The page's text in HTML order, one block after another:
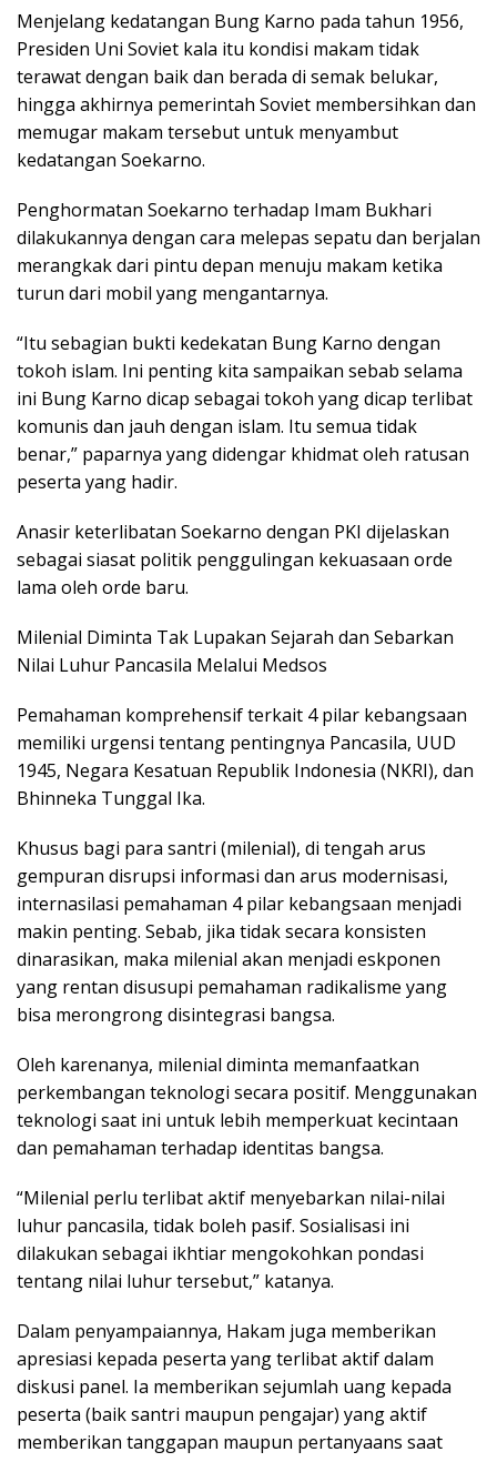
Menjelang kedatangan Bung Karno pada tahun 1956,
Presiden Uni Soviet kala itu kondisi makam tidak
terawat dengan baik dan berada di semak belukar,
hingga akhirnya pemerintah Soviet membersihkan dan
memugar makam tersebut untuk menyambut
kedatangan Soekarno.
Penghormatan Soekarno terhadap Imam Bukhari
dilakukannya dengan cara melepas sepatu dan berjalan
merangkak dari pintu depan menuju makam ketika
turun dari mobil yang mengantarnya.
“Itu sebagian bukti kedekatan Bung Karno dengan
tokoh islam. Ini penting kita sampaikan sebab selama
ini Bung Karno dicap sebagai tokoh yang dicap terlibat
komunis dan jauh dengan islam. Itu semua tidak
benar,” paparnya yang didengar khidmat oleh ratusan
peserta yang hadir.
Anasir keterlibatan Soekarno dengan PKI dijelaskan
sebagai siasat politik penggulingan kekuasaan orde
lama oleh orde baru.
Milenial Diminta Tak Lupakan Sejarah dan Sebarkan
Nilai Luhur Pancasila Melalui Medsos
Pemahaman komprehensif terkait 4 pilar kebangsaan
memiliki urgensi tentang pentingnya Pancasila, UUD
1945, Negara Kesatuan Republik Indonesia (NKRI), dan
Bhinneka Tunggal Ika.
Khusus bagi para santri (milenial), di tengah arus
gempuran disrupsi informasi dan arus modernisasi,
internasilasi pemahaman 4 pilar kebangsaan menjadi
makin penting. Sebab, jika tidak secara konsisten
dinarasikan, maka milenial akan menjadi eskponen
yang rentan disusupi pemahaman radikalisme yang
bisa merongrong disintegrasi bangsa.
Oleh karenanya, milenial diminta memanfaatkan
perkembangan teknologi secara positif. Menggunakan
teknologi saat ini untuk lebih memperkuat kecintaan
dan pemahaman terhadap identitas bangsa.
“Milenial perlu terlibat aktif menyebarkan nilai-nilai
luhur pancasila, tidak boleh pasif. Sosialisasi ini
dilakukan sebagai ikhtiar mengokohkan pondasi
tentang nilai luhur tersebut,” katanya.
Dalam penyampaiannya, Hakam juga memberikan
apresiasi kepada peserta yang terlibat aktif dalam
diskusi panel. Ia memberikan sejumlah uang kepada
peserta (baik santri maupun pengajar) yang aktif
memberikan tanggapan maupun pertanyaans saat